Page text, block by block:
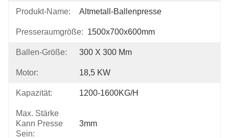
Produkt-Name: Altmetall-Ballenpresse
Presseraumgröße: 1500x700x600mm
Ballen-Größe: 300 X 300 Mm
Motor: 18,5 KW
Kapazität: 1200-1600KG/h
Max. Stärke
Kann Presse
Sein:
3mm